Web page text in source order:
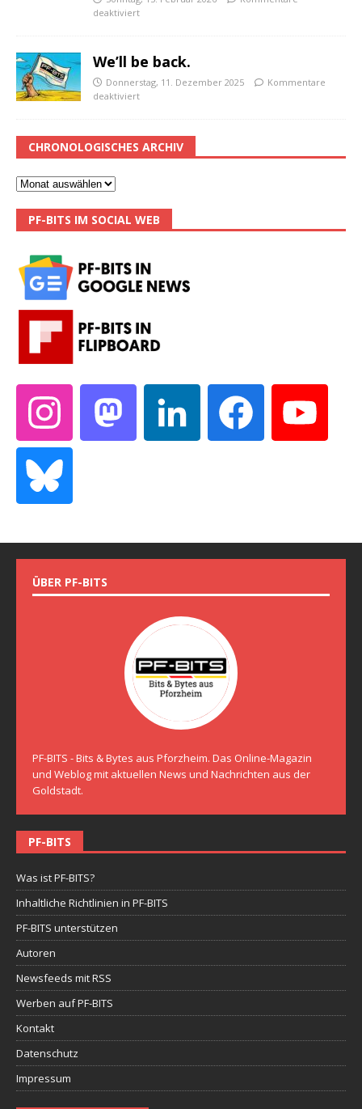
deaktiviert
We’ll be back.
Donnerstag, 11. Dezember 2025
Kommentare
deaktiviert
CHRONOLOGISCHES ARCHIV
PF-BITS IM SOCIAL WEB
ÜBER PF-BITS
PF-BITS - Bits & Bytes aus Pforzheim. Das Online-Magazin
und Weblog mit aktuellen News und Nachrichten aus der
Goldstadt.
PF-BITS
Was ist PF-BITS?
Inhaltliche Richtlinien in PF-BITS
PF-BITS unterstützen
Autoren
Newsfeeds mit RSS
Werben auf PF-BITS
Kontakt
Datenschutz
Impressum